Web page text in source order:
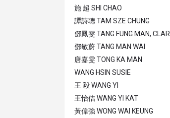
施 超 SHI CHAO
譚詩聰 TAM SZE CHUNG
鄧鳳雯 TANG FUNG MAN,
鄧敏蔚 TANG MAN WAI
唐嘉雯 TONG KA MAN
WANG HSIN SUSIE
王 毅 WANG YI
王怡佶 WANG YI KAT
黃偉強 WONG WAI KEUNG